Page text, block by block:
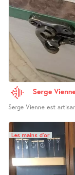
Serge
Serge Vienne est
Les mains d’or